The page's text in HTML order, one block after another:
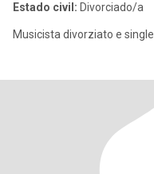
Estado civil: Divorciado/a
Musicista divorziato e single